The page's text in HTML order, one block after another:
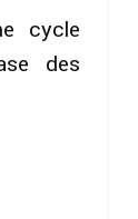
cycle
des